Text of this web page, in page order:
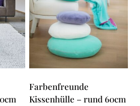
Die
Optionen
können
Produktseite
gewählt
werden
Farbenfreunde
Kissenhülle – rund 60cm